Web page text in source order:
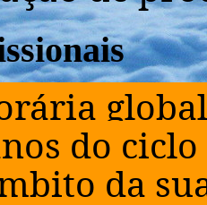
do
da